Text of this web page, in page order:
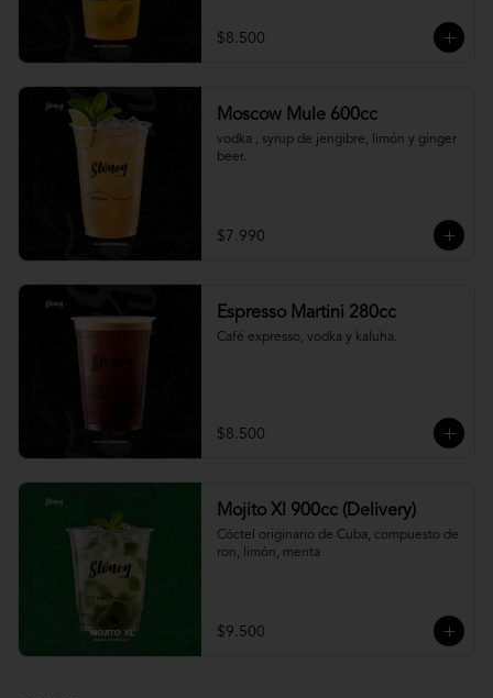
$8.500
Moscow Mule 600cc
vodka , syrup de jengibre, limón y ginger
beer.
$7.990
Espresso Martini 280cc
Café expresso, vodka y kaluha.
$8.500
Mojito Xl 900cc (Delivery)
Cóctel originario de Cuba, compuesto de
ron, limón, menta
$9.500